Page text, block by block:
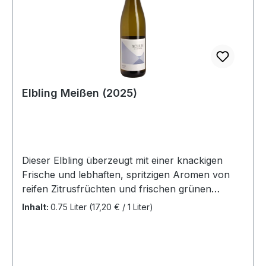
Elbling Meißen (2025)
Dieser Elbling überzeugt mit einer knackigen
Frische und lebhaften, spritzigen Aromen von
reifen Zitrusfrüchten und frischen grünen
Äpfeln, die dich sofort nach mehr verlangen
Inhalt: 0.75 Liter (17,20 € / 1 Liter)